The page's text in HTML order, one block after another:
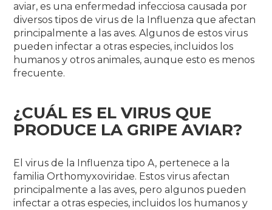
aviar, es una enfermedad infecciosa causada por
diversos tipos de virus de la Influenza que afectan
principalmente a las aves. Algunos de estos virus
pueden infectar a otras especies, incluidos los
humanos y otros animales, aunque esto es menos
frecuente.
¿CUÁL ES EL VIRUS QUE
PRODUCE LA GRIPE AVIAR?
El virus de la Influenza tipo A, pertenece a la
familia Orthomyxoviridae. Estos virus afectan
principalmente a las aves, pero algunos pueden
infectar a otras especies, incluidos los humanos y